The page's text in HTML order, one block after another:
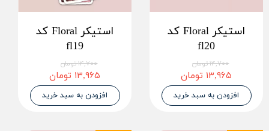
استیکر Floral کد
fl20
۱۴,۷۰۰ تومان
۱۳,۹۶۵ تومان
افزودن به سبد خرید
استیکر Floral کد
fl19
۱۴,۷۰۰ تومان
۱۳,۹۶۵ تومان
افزودن به سبد خرید